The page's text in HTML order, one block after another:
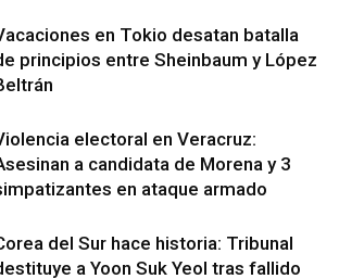
en Tokio desatan batalla
principios entre Sheinbaum y López
electoral en Veracruz:
a candidata de Morena y 3
en ataque armado
del Sur hace historia: Tribunal
a Yoon Suk Yeol tras fallido